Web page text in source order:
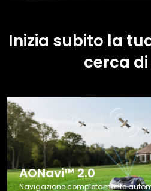
Inizia subito la
cerca
AONavi™ 2.0
Navigazione completamente